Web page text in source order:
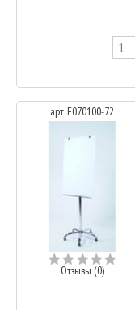
арт. F070100-72
Отзывы (0)